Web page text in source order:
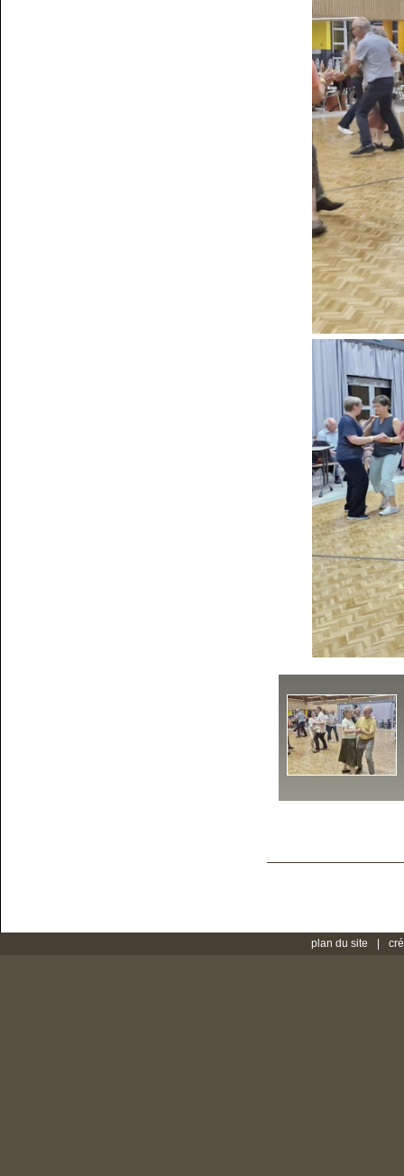
plan du site